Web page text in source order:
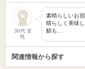
30代 女
性
素晴らしいお
晴らしく美味
鯖も…
関連情報から探す